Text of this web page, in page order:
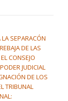
SEPARACÓN
DE LAS
CONSEJO
JUDICIAL
DE LOS
TRIBUNAL